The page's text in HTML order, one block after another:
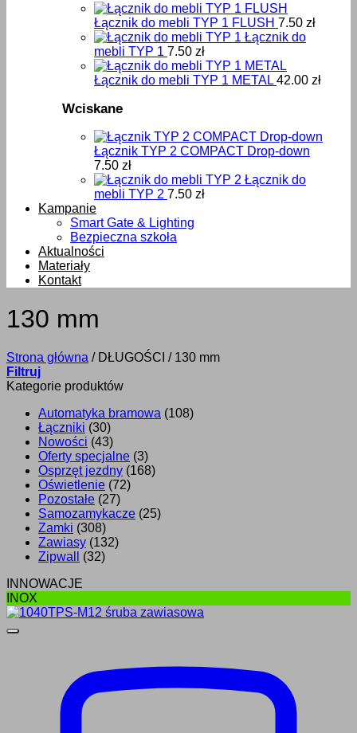
Łącznik do mebli TYP 1 FLUSH 7.50 zł
Łącznik do
mebli TYP 1 7.50 zł
Łącznik do mebli TYP 1 METAL 42.00 zł
Wciskane
Łącznik TYP 2 COMPACT Drop-down
7.50 zł
Łącznik do
mebli TYP 2 7.50 zł
Kampanie
Smart Gate & Lighting
Bezpieczna szkoła
Aktualności
Materiały
Kontakt
130 mm
Strona główna / DŁUGOŚCI / 130 mm
Filtruj
Kategorie produktów
Automatyka bramowa (108)
Łączniki (30)
Nowości (43)
Oferty specjalne (3)
Osprzęt jezdny (168)
Oświetlenie (72)
Pozostałe (27)
Samozamykacze (25)
Zamki (308)
Zawiasy (132)
Zipwall
(32)
INNOWACJE
INOX